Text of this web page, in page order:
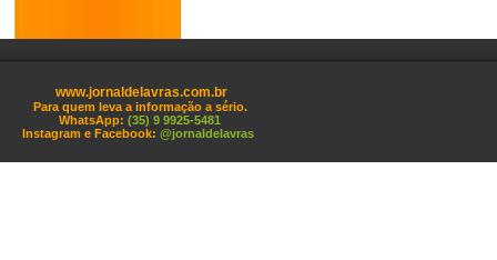
www.jornaldelavras.com.br
Para quem leva a informação a sério.
WhatsApp: (35) 9 9925-5481
Instagram e Facebook: @jornaldelavras